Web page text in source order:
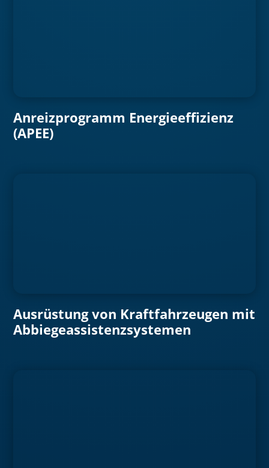
Anreizprogramm Energieeffizienz
(APEE)
Ausrüstung von Kraftfahrzeugen mit
Abbiegeassistenzsystemen